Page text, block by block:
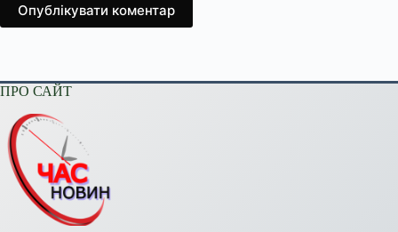
Опублікувати коментар
ПРО САЙТ